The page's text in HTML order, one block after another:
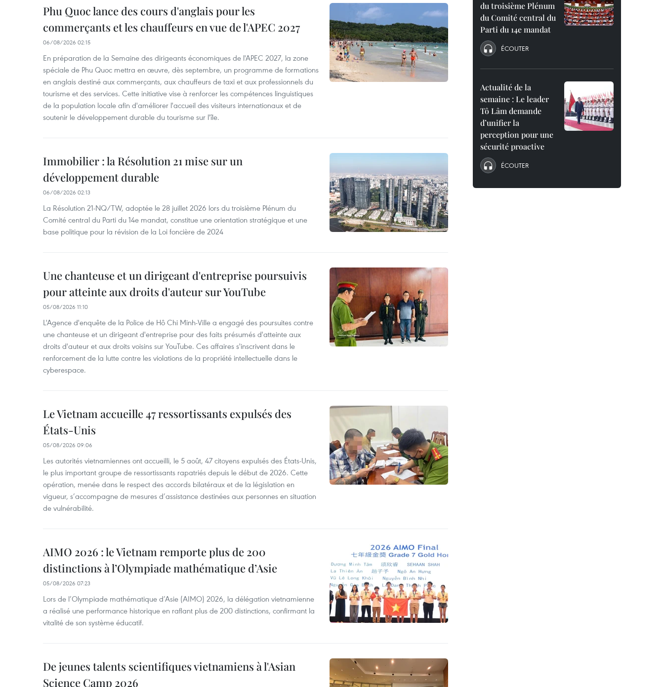
Phu Quoc lance des cours d'anglais pour les
commerçants et les chauffeurs en vue de l'APEC 2027
06/08/2026 02:15
En préparation de la Semaine des dirigeants économiques de l'APEC 2027, la zone
spéciale de Phu Quoc mettra en œuvre, dès septembre, un programme de formations
en anglais destiné aux commerçants, aux chauffeurs de taxi et aux professionnels du
tourisme et des services. Cette initiative vise à renforcer les compétences linguistiques
de la population locale afin d'améliorer l'accueil des visiteurs internationaux et de
soutenir le développement durable du tourisme sur l'île.
Immobilier : la Résolution 21 mise sur un
développement durable
06/08/2026 02:13
La Résolution 21-NQ/TW, adoptée le 28 juillet 2026 lors du troisième Plénum du
Comité central du Parti du 14e mandat, constitue une orientation stratégique et une
base politique pour la révision de la Loi foncière de 2024
Une chanteuse et un dirigeant d'entreprise poursuivis
pour atteinte aux droits d'auteur sur YouTube
05/08/2026 11:10
L'Agence d'enquête de la Police de Hô Chi Minh-Ville a engagé des poursuites contre
une chanteuse et un dirigeant d'entreprise pour des faits présumés d'atteinte aux
droits d'auteur et aux droits voisins sur YouTube. Ces affaires s'inscrivent dans le
renforcement de la lutte contre les violations de la propriété intellectuelle dans le
cyberespace.
Le Vietnam accueille 47 ressortissants expulsés des
États-Unis
05/08/2026 09:06
Les autorités vietnamiennes ont accueilli, le 5 août, 47 citoyens expulsés des États-Unis,
le plus important groupe de ressortissants rapatriés depuis le début de 2026. Cette
opération, menée dans le respect des accords bilatéraux et de la législation en
vigueur, s’accompagne de mesures d’assistance destinées aux personnes en situation
de vulnérabilité.
AIMO 2026 : le Vietnam remporte plus de 200
distinctions à l’Olympiade mathématique d’Asie
05/08/2026 07:23
Lors de l’Olympiade mathématique d’Asie (AIMO) 2026, la délégation vietnamienne
a réalisé une performance historique en raflant plus de 200 distinctions, confirmant la
vitalité de son système éducatif.
De jeunes talents scientifiques vietnamiens à l'Asian
Science Camp 2026
du troisième Plénum
du Comité central du
Parti du 14e mandat
ÉCOUTER
Actualité de la
semaine : Le leader
Tô Lâm demande
d’unifier la
perception pour une
sécurité proactive
ÉCOUTER